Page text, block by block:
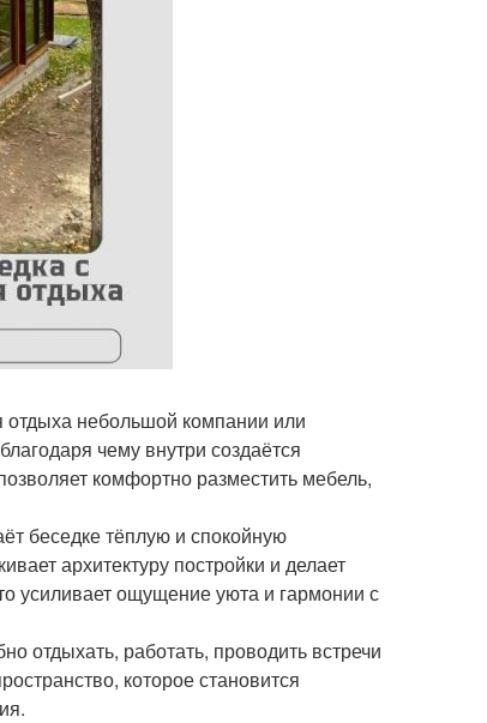
отдыха небольшой компании или
чему внутри создаётся
комфортно разместить мебель,
беседке тёплую и спокойную
архитектуру постройки и делает
усиливает ощущение уюта и гармонии с
отдыхать, работать, проводить встречи
которое становится